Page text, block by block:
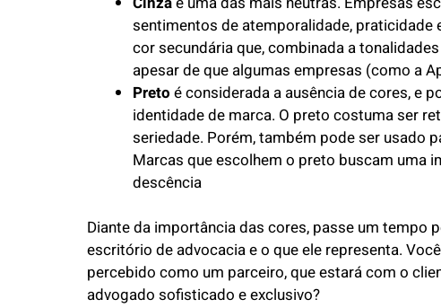
sentimentos de atemporalidade, praticidade
cor secundária que, combinada a
apesar de que algumas empresas (como a
Preto é considerada a ausência de cores, e
identidade de marca. O preto costuma ser
seriedade. Porém, também pode ser usado
Marcas que escolhem o preto buscam uma
descência
Diante da importância das cores, passe um tempo
escritório de advocacia e o que ele representa.
percebido como um parceiro, que estará com o
advogado sofisticado e exclusivo?